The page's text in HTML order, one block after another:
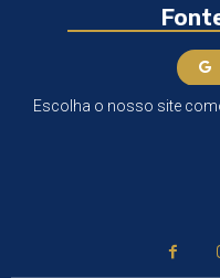
Escolha o nosso site